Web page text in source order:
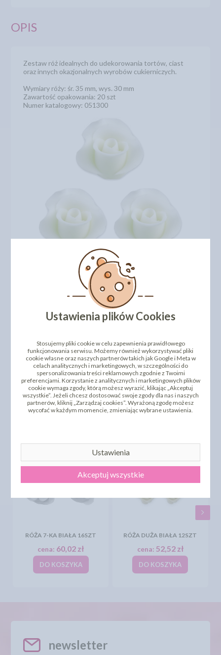
OPIS
Zestaw róż idealnych do udekorowania tortów, ciast
oraz innych okazjonalnych wyrobów cukierniczych.
Wymiary róży: śr. 35 mm, wys. 30 mm
Zawartość opakowania: 20 szt
Numer katalogowy: 051300
DODAJ SWOJĄ OPINIĘ
PRODUKTY PODOBNE
RÓŻA 7-KA BIAŁA 16SZT
cena: 60,02 zł
DO KOSZYKA
RÓŻA DUŻA BIAŁA 12SZT
cena: 52,52 zł
DO KOSZYKA
newsletter
Ustawienia plików Cookies
Stosujemy pliki cookie w celu zapewnienia prawidłowego
funkcjonowania serwisu. Możemy również wykorzystywać pliki
cookie własne oraz naszych partnerów takich jak Google i Meta w
celach analitycznych i marketingowych, w szczególności do
spersonalizowania treści reklamowych zgodnie z Twoimi
preferencjami. Korzystanie z analitycznych i marketingowych plików
cookie wymaga zgody, którą możesz wyrazić, klikając „Akceptuj
wszystkie”. Jeżeli chcesz dostosować swoje zgody dla nas i naszych
partnerów, kliknij „Zarządzaj cookies”. Wyrażoną zgodę możesz
wycofać w każdym momencie, zmieniając wybrane ustawienia.
Ustawienia
Akceptuj wszystkie